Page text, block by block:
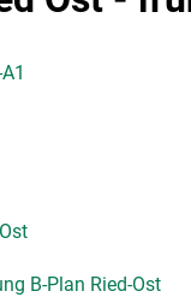
B-Plan Ried-Ost